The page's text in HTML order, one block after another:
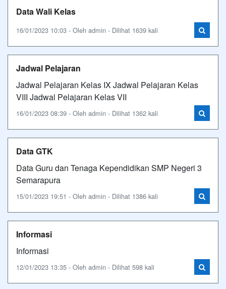
Data Wali Kelas
16/01/2023 10:03 - Oleh admin - Dilihat 1639 kali
Jadwal Pelajaran
Jadwal Pelajaran Kelas IX Jadwal Pelajaran Kelas
VIII Jadwal Pelajaran Kelas VII
16/01/2023 08:39 - Oleh admin - Dilihat 1362 kali
Data GTK
Data Guru dan Tenaga Kependidikan SMP Negeri 3
Semarapura
15/01/2023 19:51 - Oleh admin - Dilihat 1386 kali
Informasi
Informasi
12/01/2023 13:35 - Oleh admin - Dilihat 598 kali